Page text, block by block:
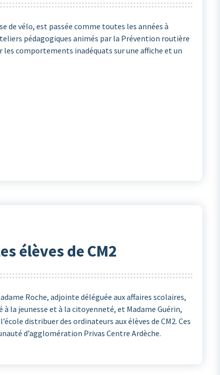
de vélo, est passée comme toutes les années à
pédagogiques animés par la Prévention routière
les comportements inadéquats sur une affiche et un
élèves de CM2
Roche, adjointe déléguée aux affaires scolaires,
la jeunesse et à la citoyenneté, et Madame Guérin,
distribuer des ordinateurs aux élèves de CM2. Ces
d’agglomération Privas Centre Ardèche.